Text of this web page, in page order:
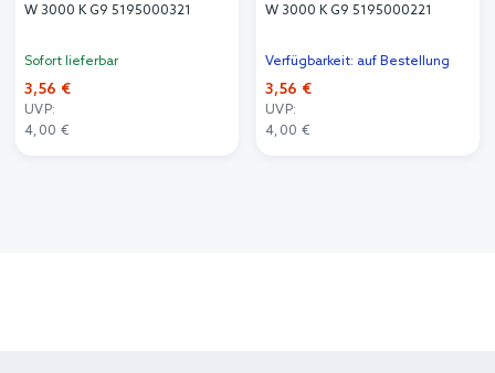
W 3000 K G9 5195000321
Sofort lieferbar
3,56 €
UVP:
4,00 €
W 3000 K G9 5195000221
Verfügbarkeit: auf Bestellung
3,56 €
UVP:
4,00 €